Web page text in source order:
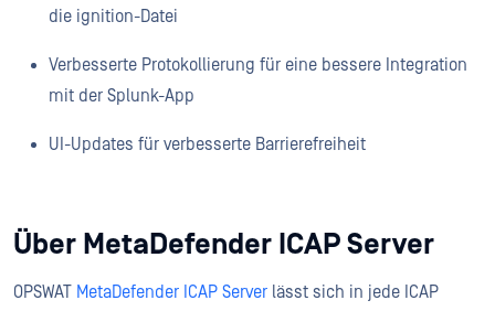
die ignition-Datei
Verbesserte Protokollierung für eine bessere Integration
mit der Splunk-App
UI-Updates für verbesserte Barrierefreiheit
Über MetaDefender ICAP Server
OPSWAT MetaDefender ICAP Server lässt sich in jede ICAP